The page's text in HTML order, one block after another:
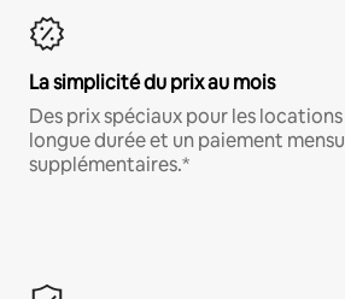
La simplicité du prix au mois
Des prix spéciaux pour les
longue durée et un paiement
supplémentaires.*